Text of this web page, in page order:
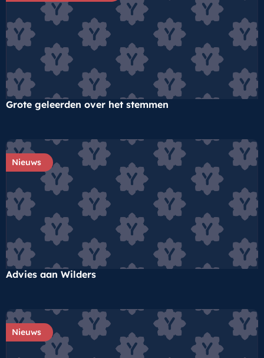
Grote geleerden over het stemmen
Nieuws
Advies aan Wilders
Nieuws